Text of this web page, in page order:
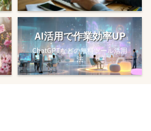
AI活用で作業効率UP
ChatGPTなどの無料ツール活用
法